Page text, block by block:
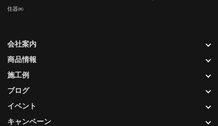
住器㈱
会社案内
商品情報
施工例
ブログ
イベント
キャンペーン